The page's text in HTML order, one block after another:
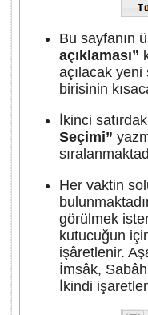
Bu sayfanın
açıklaması”
açılacak
birisinin
İkinci
Seçimi”
Her vaktin
görülmek
kutucuğun
işâretlenir.
İmsâk,
İkindi